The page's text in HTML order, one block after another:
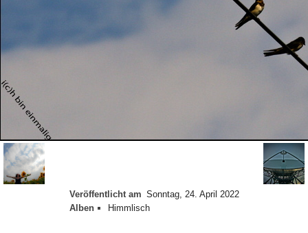
Veröffentlicht am Sonntag, 24. April 2022
Alben
Himmlisch